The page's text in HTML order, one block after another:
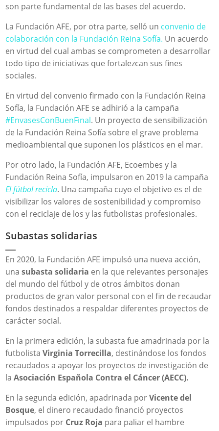
son parte fundamental de las bases del acuerdo.
La Fundación AFE, por otra parte, selló un convenio de
colaboración con la Fundación Reina Sofía. Un acuerdo
en virtud del cual ambas se comprometen a desarrollar
todo tipo de iniciativas que fortalezcan sus fines
sociales.
En virtud del convenio firmado con la Fundación Reina
Sofía, la Fundación AFE se adhirió a la campaña
#EnvasesConBuenFinal. Un proyecto de sensibilización
de la Fundación Reina Sofía sobre el grave problema
medioambiental que suponen los plásticos en el mar.
Por otro lado, la Fundación AFE, Ecoembes y la
Fundación Reina Sofía, impulsaron en 2019 la campaña
El fútbol recicla. Una campaña cuyo el objetivo es el de
visibilizar los valores de sostenibilidad y compromiso
con el reciclaje de los y las futbolistas profesionales.
Subastas solidarias
En 2020, la Fundación AFE impulsó una nueva acción,
unasubasta solidaria en la que relevantes personajes
del mundo del fútbol y de otros ámbitos donan
productos de gran valor personal con el fin de recaudar
fondos destinados a respaldar diferentes proyectos de
carácter social.
En la primera edición, la subasta fue amadrinada por la
futbolistaVirginia Torrecilla, destinándose los fondos
recaudados a apoyar los proyectos de investigación de
laAsociación Española Contra el Cáncer (AECC).
En la segunda edición, apadrinada porVicente del
Bosque, el dinero recaudado financió proyectos
impulsados por Cruz Roja para paliar el hambre